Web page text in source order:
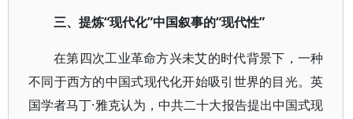
三、提炼“现代化”中国叙事的“现代性”
在第四次工业革命方兴未艾的时代背景下，一种
不同于西方的中国式现代化开始吸引世界的目光。英
国学者马丁·雅克认为，中共二十大报告提出中国式现